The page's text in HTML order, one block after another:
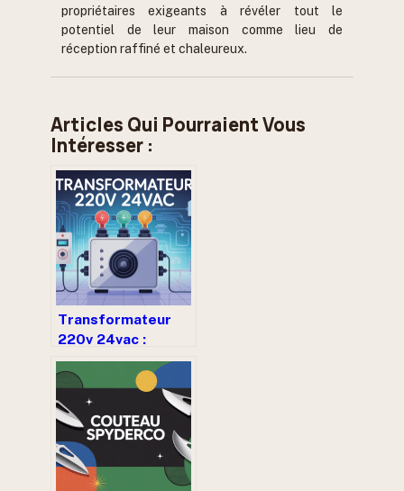
propriétaires exigeants à révéler tout le
potentiel de leur maison comme lieu de
réception raffiné et chaleureux.
Articles Qui Pourraient Vous
Intéresser :
Transformateur
220v 24vac :
comment bien
choisir et
sécuriser votre
installation